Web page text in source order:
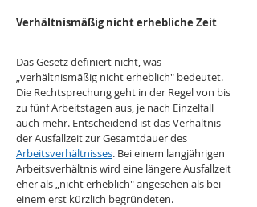
Verhältnismäßig nicht erhebliche Zeit
Das Gesetz definiert nicht, was
„verhältnismäßig nicht erheblich" bedeutet.
Die Rechtsprechung geht in der Regel von bis
zu fünf Arbeitstagen aus, je nach Einzelfall
auch mehr. Entscheidend ist das Verhältnis
der Ausfallzeit zur Gesamtdauer des
Arbeitsverhältnisses. Bei einem langjährigen
Arbeitsverhältnis wird eine längere Ausfallzeit
eher als „nicht erheblich" angesehen als bei
einem erst kürzlich begründeten.